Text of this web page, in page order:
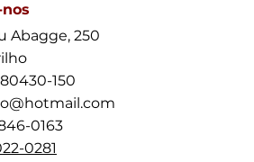
Abagge, 250
150
0163
0281